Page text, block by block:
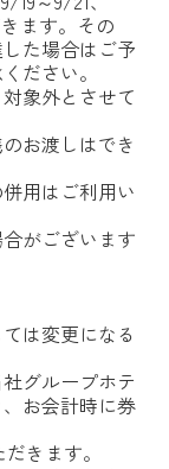
ます。その
た場合はご予
ださい。
象外とさせて
お渡しはでき
用はご利用い
がございます
は変更になる
グループホテ
お会計時に券
きます。